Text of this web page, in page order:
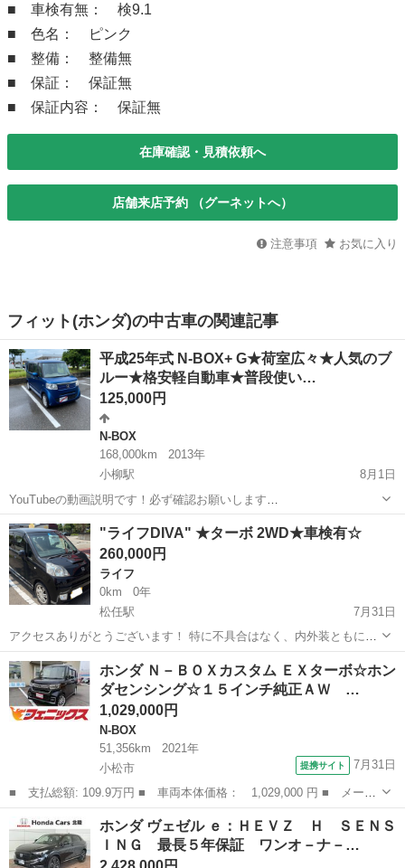
■ 車検有無： 検9.1
■ 色名： ピンク
■ 整備： 整備無
■ 保証： 保証無
■ 保証内容： 保証無
在庫確認・見積依頼へ
店舗来店予約 （グーネットへ）
注意事項 お気に入り
フィット(ホンダ)の中古車の関連記事
平成25年式 N-BOX+ G★荷室広々★人気のブ
ルー★格安軽自動車★普段使い…
125,000円
N-BOX
168,000km
2013年
小柳駅
8月1日
YouTubeの動画説明です！必ず確認お願いします
https://youtu.be/xALT0Q3pUzs?si=UU5TYLzi78TF3U1e ご覧いただき
ありがとうございます！ 広々とした荷室と使い勝手の良さ...
石川 能美市 小柳駅 N-BOX 車両
"ライフDIVA" ★ターボ 2WD★車検有☆
260,000円
ライフ
0km
0年
松任駅
7月31日
アクセスありがとうございます！ 特に不具合はなく、内外装ともに状
態は良いかと思います！ 一箇所、目立つエクボ大の凹み傷がありま
す。 ご検討される方は必ず現車確認して下さい。 試乗して頂いても大
丈夫ですが現在、無保険の方はご...
石川 白山市 松任駅 走行距離
ホンダ Ｎ－ＢＯＸカスタム ＥＸターボ☆ホン
ダセンシング☆１５インチ純正ＡＷ …
1,029,000円
N-BOX
51,356km
2021年
小松市
提携サイト 7月31日
■ 支払総額: 109.9万円 ■ 車両本体価格： 1,029,000 円 ■ メーカ
ー名： ホンダ ■ 車種名： Ｎ－ＢＯＸカスタム ■ グレード
名： ＥＸターボ☆ホンダセンシング☆１５インチ純正ＡＷ ☆８イ
ンチ純正ナビ...
石川 N-BOX
ホンダ ヴェゼル ｅ：ＨＥＶＺ Ｈ ＳＥＮＳ
ＩＮＧ 最長５年保証 ワンオ－ナ－…